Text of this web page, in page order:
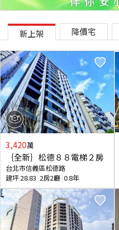
新上架 降價宅
3,420萬
｛全新｝松德８８電梯２房
台北市信義區松德路
建坪28.83 2房2廳 0.8年